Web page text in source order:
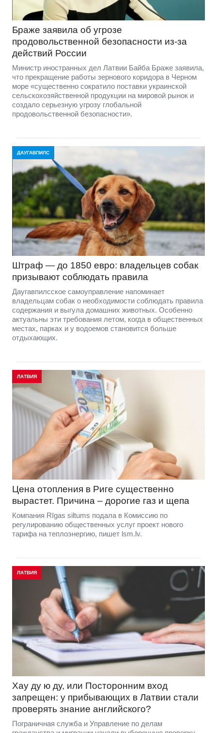
Браже заявила об угрозе
продовольственной безопасности из-за
действий России
Министр иностранных дел Латвии Байба Браже заявила,
что прекращение работы зернового коридора в Черном
море «существенно сократило поставки украинской
сельскохозяйственной продукции на мировой рынок и
создало серьезную угрозу глобальной
продовольственной безопасности».
ДАУГАВПИЛС
Штраф — до 1850 евро: владельцев собак
призывают соблюдать правила
Даугавпилсское самоуправление напоминает
владельцам собак о необходимости соблюдать правила
содержания и выгула домашних животных. Особенно
актуальны эти требования летом, когда в общественных
местах, парках и у водоемов становится больше
отдыхающих.
ЛАТВИЯ
Цена отопления в Риге существенно
вырастет. Причина – дорогие газ и щепа
Компания Rīgas siltums подала в Комиссию по
регулированию общественных услуг проект нового
тарифа на теплоэнергию, пишет lsm.lv.
ЛАТВИЯ
Хау ду ю ду, или Посторонним вход
запрещен: у прибывающих в Латвии стали
проверять знание английского?
Пограничная служба и Управление по делам